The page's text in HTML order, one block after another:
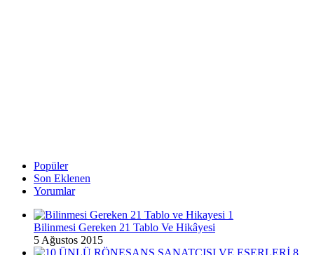
Popüler
Son Eklenen
Yorumlar
Bilinmesi Gereken 21 Tablo Ve Hikâyesi
5 Ağustos 2015